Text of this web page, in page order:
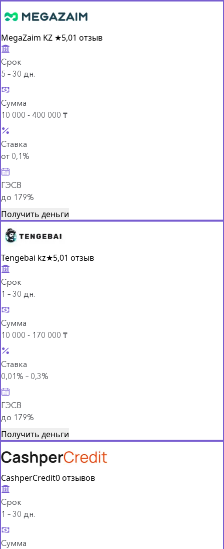
MegaZaim KZ ★5,01 отзыв
Срок
5 – 30 дн.
Сумма
10 000 - 400 000 ₸
Ставка
от 0,1%
ГЭСВ
до 179%
Получить деньги
Tengebai kz★5,01 отзыв
Срок
1 – 30 дн.
Сумма
10 000 - 170 000 ₸
Ставка
0,01% – 0,3%
ГЭСВ
до 179%
Получить деньги
CashperCredit0 отзывов
Срок
1 – 30 дн.
Сумма